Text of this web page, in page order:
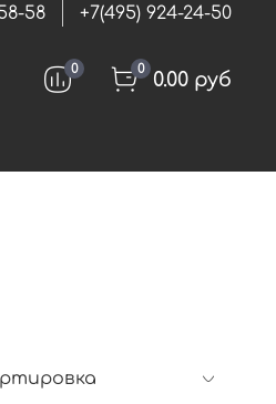
58 +7(495) 924-24-50
0 0 0.00 руб